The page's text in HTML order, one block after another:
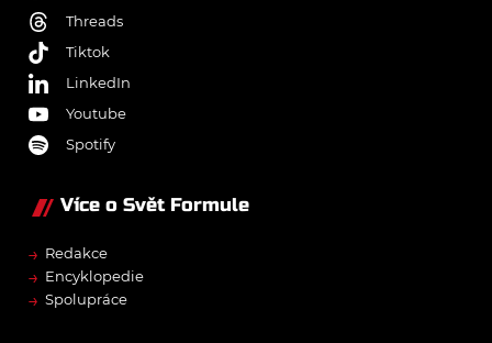
Threads
Tiktok
LinkedIn
Youtube
Spotify
Více o Svět Formule
→ Redakce
→ Encyklopedie
→ Spolupráce